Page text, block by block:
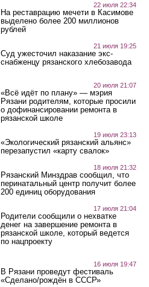
22 июля 22:34
На реставрацию мечети в Касимове
выделено более 200 миллионов
рублей
21 июля 19:25
Суд ужесточил наказание экс-
снабженцу рязанского хлебозавода
20 июля 21:07
«Всё идёт по плану» — мэрия
Рязани родителям, которые просили
о дофинансировании ремонта в
рязанской школе
19 июля 23:13
«Экологический рязанский альянс»
перезапустил «карту свалок»
18 июля 21:32
Рязанский Минздрав сообщил, что
перинатальный центр получит более
200 единиц оборудования
17 июля 21:04
Родители сообщили о нехватке
денег на завершение ремонта в
рязанской школе, который ведется
по нацпроекту
16 июля 19:47
В Рязани проведут фестиваль
«Сделано/рождён в СССР»